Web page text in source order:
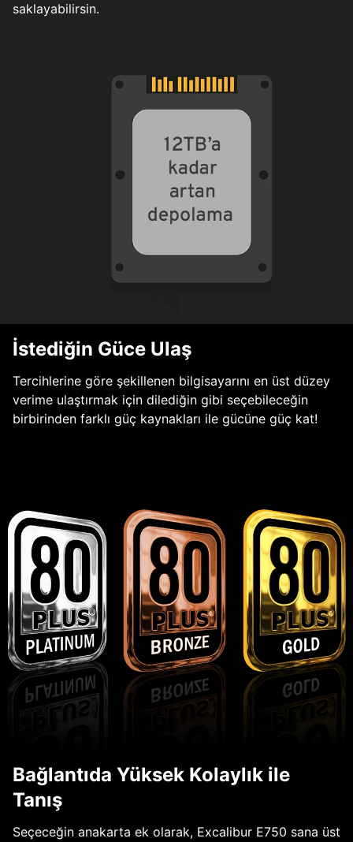
saklayabilirsin.
İstediğin Güce Ulaş
Tercihlerine göre şekillenen bilgisayarını en üst düzey
verime ulaştırmak için dilediğin gibi seçebileceğin
birbirinden farklı güç kaynakları ile gücüne güç kat!
Bağlantıda Yüksek Kolaylık ile
Tanış
Seçeceğin anakarta ek olarak, Excalibur E750 sana üst